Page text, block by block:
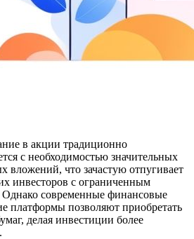
в акции традиционно
с необходимостью значительных
вложений, что зачастую отпугивает
инвесторов с ограниченным
современные финансовые
платформы позволяют приобретать
делая инвестиции более